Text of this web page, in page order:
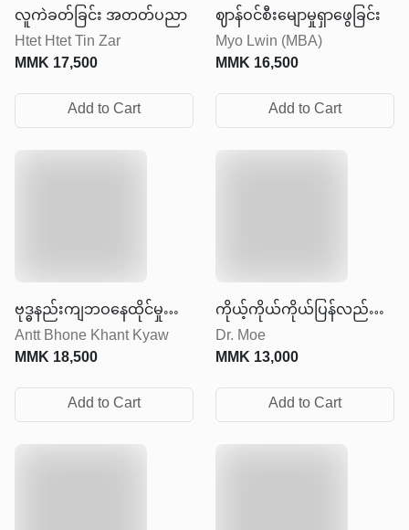
လူကဲခတ်ခြင်း အတတ်ပညာ
Htet Htet Tin Zar
MMK17,500
Add to Cart
ဈာန်ဝင်စီးမျောမှုရှာဖွေခြင်း
Myo Lwin (MBA)
MMK16,500
Add to Cart
ဗုဒ္ဓနည်းကျဘဝနေထိုင်မှု
အနုပညာ
Antt Bhone Khant Kyaw
MMK18,500
Add to Cart
ကိုယ့်ကိုယ်ကိုယ်ပြန်လည်
တည်ဆောက်ခြင်း
Dr. Moe
MMK13,000
Add to Cart